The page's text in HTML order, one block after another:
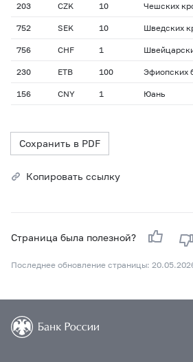
203 CZK 10 Чешских
752 SEK 10 Шведских
756 CHF 1
230 ETB 100 Эфиопских
156 CNY 1 Юань
Сохранить в PDF
Копировать ссылку
Страница была полезной?
Последнее обновление страницы: